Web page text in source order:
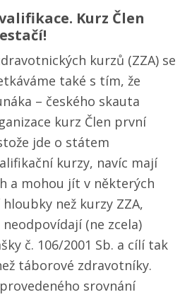
Kurz Člen
kurzů (ZZA) se
také s tím, že
– českého skauta
kurz Člen první
jde o státem
kurzy, navíc mají
a mohou jít v některých
než kurzy ZZA,
(ne zcela)
č. 106/​2001 Sb. a cílí tak
táborové zdravotníky.
srovnání